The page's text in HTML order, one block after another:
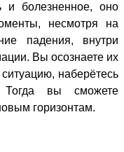
и болезненное, оно
несмотря на
падения, внутри
Вы осознаете их
ситуацию, наберётесь
Тогда вы сможете
горизонтам.